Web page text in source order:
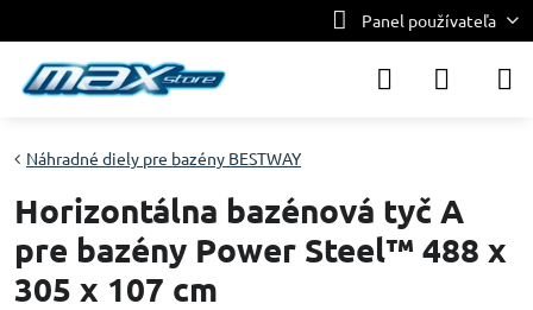
Panel používateľa
Náhradné diely pre bazény BESTWAY
Horizontálna bazénová tyč A
pre bazény Power Steel™ 488 x
305 x 107 cm